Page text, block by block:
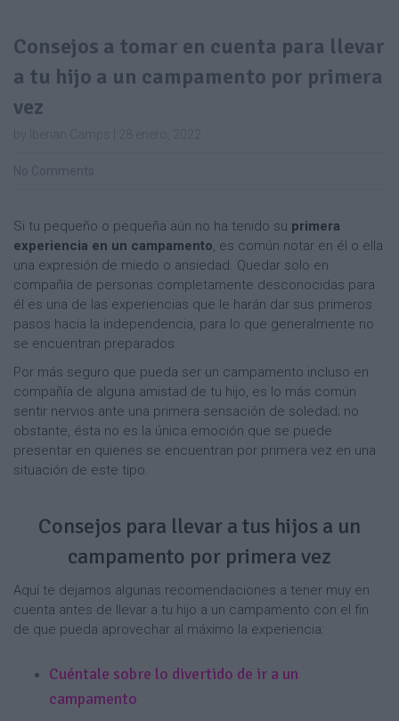
Consejos a tomar en cuenta para llevar
a tu hijo a un campamento por primera
vez
by Iberian Camps | 28 enero, 2022
No Comments
Si tu pequeño o pequeña aún no ha tenido su primera
experiencia en un campamento, es común notar en él o ella
una expresión de miedo o ansiedad. Quedar solo en
compañía de personas completamente desconocidas para
él es una de las experiencias que le harán dar sus primeros
pasos hacia la independencia, para lo que generalmente no
se encuentran preparados.
Por más seguro que pueda ser un campamento incluso en
compañía de alguna amistad de tu hijo, es lo más común
sentir nervios ante una primera sensación de soledad; no
obstante, ésta no es la única emoción que se puede
presentar en quienes se encuentran por primera vez en una
situación de este tipo.
Consejos para llevar a tus hijos a un
campamento por primera vez
Aquí te dejamos algunas recomendaciones a tener muy en
cuenta antes de llevar a tu hijo a un campamento con el fin
de que pueda aprovechar al máximo la experiencia:
Cuéntale sobre lo divertido de ir a un
campamento